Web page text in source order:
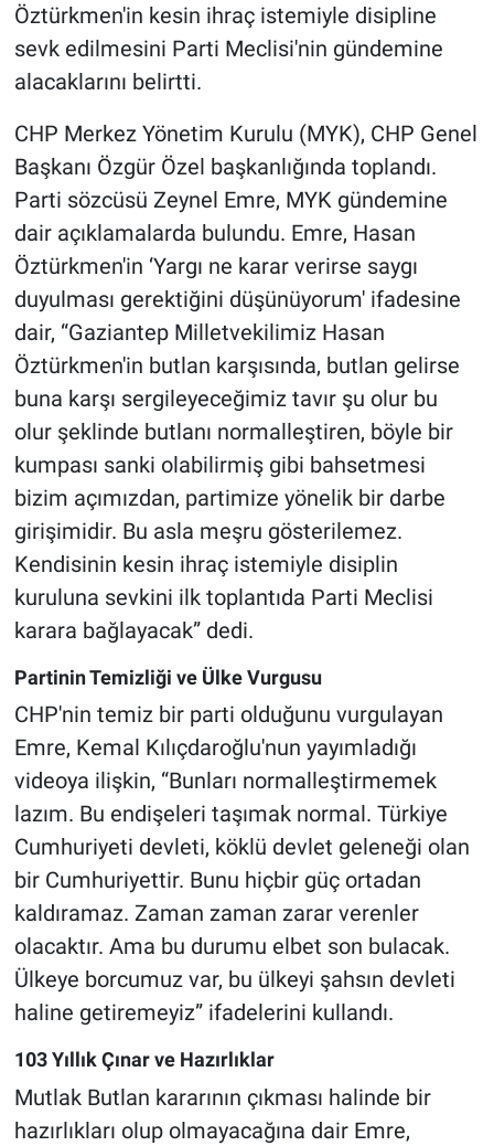
Öztürkmen'in kesin ihraç istemiyle disipline
sevk edilmesini Parti Meclisi'nin gündemine
alacaklarını belirtti.
CHP Merkez Yönetim Kurulu (MYK), CHP Genel
Başkanı Özgür Özel başkanlığında toplandı.
Parti sözcüsü Zeynel Emre, MYK gündemine
dair açıklamalarda bulundu. Emre, Hasan
Öztürkmen'in ‘Yargı ne karar verirse saygı
duyulması gerektiğini düşünüyorum' ifadesine
dair, “Gaziantep Milletvekilimiz Hasan
Öztürkmen'in butlan karşısında, butlan gelirse
buna karşı sergileyeceğimiz tavır şu olur bu
olur şeklinde butlanı normalleştiren, böyle bir
kumpası sanki olabilirmiş gibi bahsetmesi
bizim açımızdan, partimize yönelik bir darbe
girişimidir. Bu asla meşru gösterilemez.
Kendisinin kesin ihraç istemiyle disiplin
kuruluna sevkini ilk toplantıda Parti Meclisi
karara bağlayacak” dedi.
Partinin Temizliği ve Ülke Vurgusu
CHP'nin temiz bir parti olduğunu vurgulayan
Emre, Kemal Kılıçdaroğlu'nun yayımladığı
videoya ilişkin, “Bunları normalleştirmemek
lazım. Bu endişeleri taşımak normal. Türkiye
Cumhuriyeti devleti, köklü devlet geleneği olan
bir Cumhuriyettir. Bunu hiçbir güç ortadan
kaldıramaz. Zaman zaman zarar verenler
olacaktır. Ama bu durumu elbet son bulacak.
Ülkeye borcumuz var, bu ülkeyi şahsın devleti
haline getiremeyiz” ifadelerini kullandı.
103 Yıllık Çınar ve Hazırlıklar
Mutlak Butlan kararının çıkması halinde bir
hazırlıkları olup olmayacağına dair Emre,